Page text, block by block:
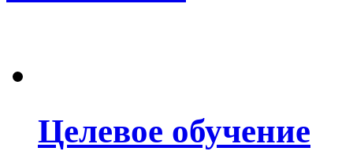
Целевое обучение